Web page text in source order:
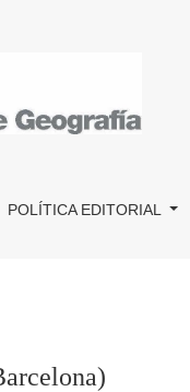
POLÍTICA EDITORIAL